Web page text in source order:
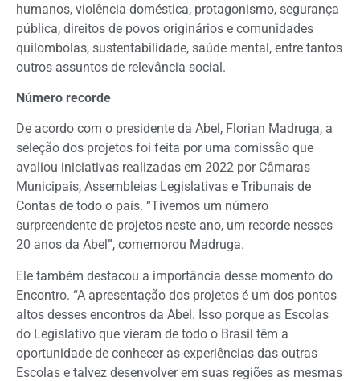
humanos, violência doméstica, protagonismo, segurança
pública, direitos de povos originários e comunidades
quilombolas, sustentabilidade, saúde mental, entre tantos
outros assuntos de relevância social.
Número recorde
De acordo com o presidente da Abel, Florian Madruga, a
seleção dos projetos foi feita por uma comissão que
avaliou iniciativas realizadas em 2022 por Câmaras
Municipais, Assembleias Legislativas e Tribunais de
Contas de todo o país. “Tivemos um número
surpreendente de projetos neste ano, um recorde nesses
20 anos da Abel”, comemorou Madruga.
Ele também destacou a importância desse momento do
Encontro. “A apresentação dos projetos é um dos pontos
altos desses encontros da Abel. Isso porque as Escolas
do Legislativo que vieram de todo o Brasil têm a
oportunidade de conhecer as experiências das outras
Escolas e talvez desenvolver em suas regiões as mesmas